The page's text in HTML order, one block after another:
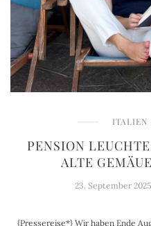
ITALIEN
PENSION
ALTE
23. September
{Pressereise*} Wir haben Ende